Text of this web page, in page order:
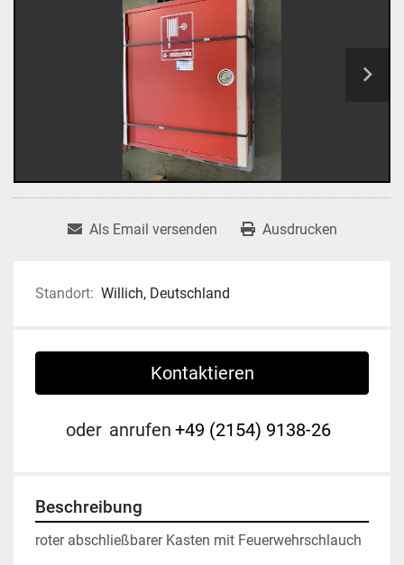
Als Email versenden Ausdrucken
Standort: Willich, Deutschland
Kontaktieren
oder anrufen +49 (2154) 9138-26
Beschreibung
roter abschließbarer Kasten mit Feuerwehrschlauch